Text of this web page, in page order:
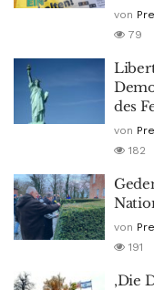
von
79
des
von
182
von
191
‚Die